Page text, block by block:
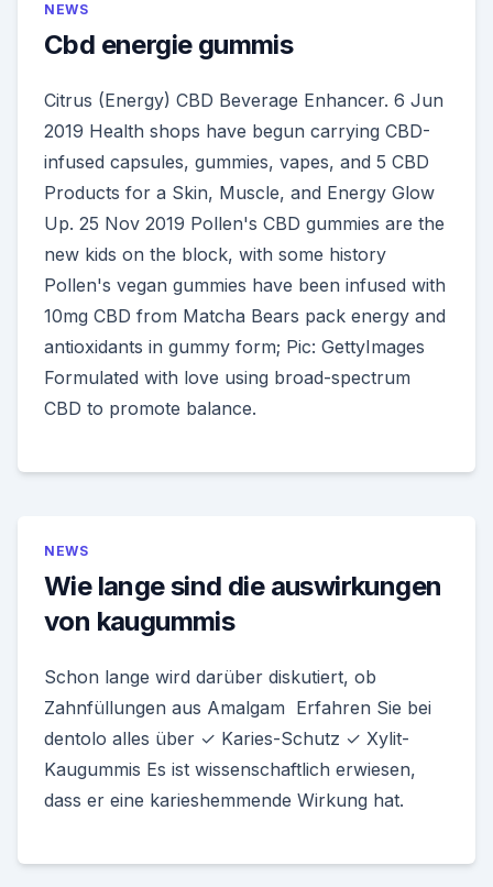
NEWS
Cbd energie gummis
Citrus (Energy) CBD Beverage Enhancer. 6 Jun
2019 Health shops have begun carrying CBD-
infused capsules, gummies, vapes, and 5 CBD
Products for a Skin, Muscle, and Energy Glow
Up. 25 Nov 2019 Pollen's CBD gummies are the
new kids on the block, with some history
Pollen's vegan gummies have been infused with
10mg CBD from Matcha Bears pack energy and
antioxidants in gummy form; Pic: GettyImages
Formulated with love using broad-spectrum
CBD to promote balance.
NEWS
Wie lange sind die auswirkungen
von kaugummis
Schon lange wird darüber diskutiert, ob
Zahnfüllungen aus Amalgam Erfahren Sie bei
dentolo alles über ✓ Karies-Schutz ✓ Xylit-
Kaugummis Es ist wissenschaftlich erwiesen,
dass er eine karieshemmende Wirkung hat.